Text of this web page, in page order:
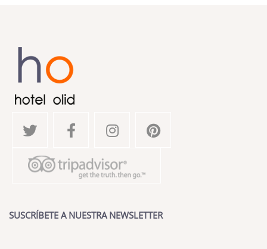
SUSCRÍBETE A NUESTRA NEWSLETTER